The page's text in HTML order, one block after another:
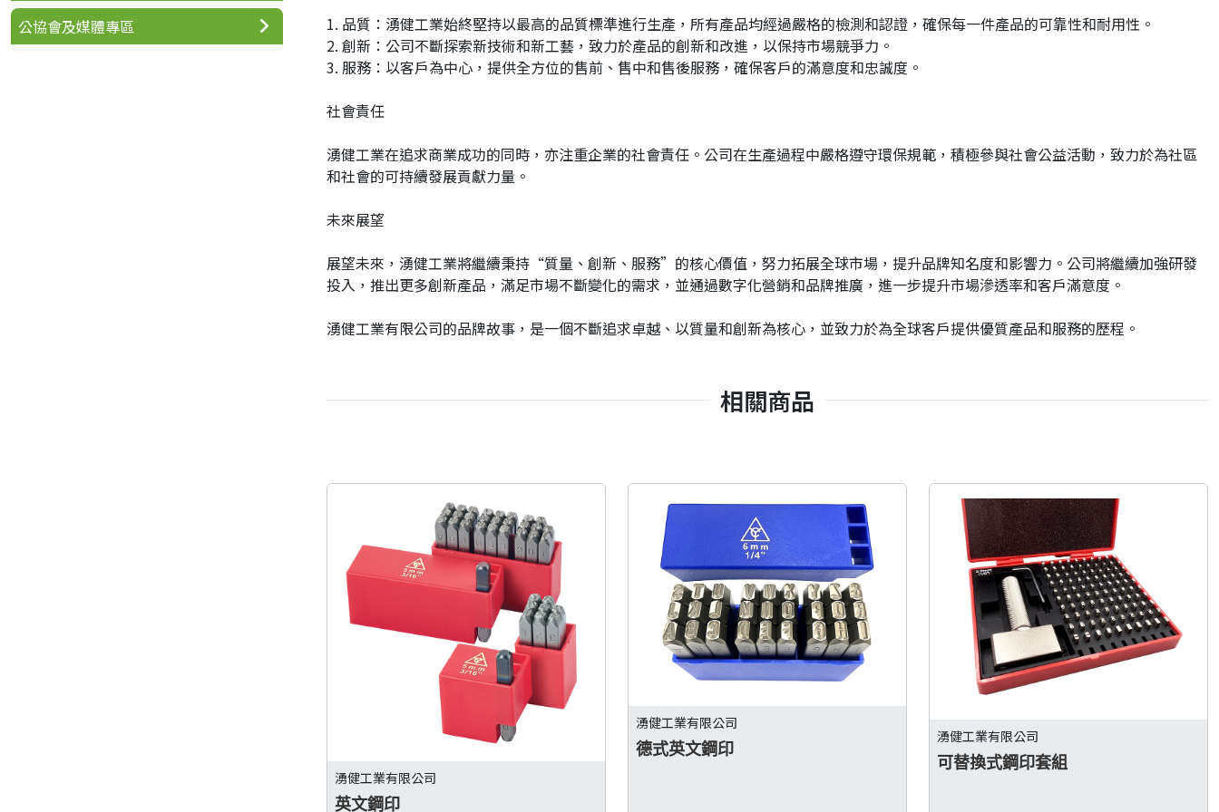
1. 品質：湧健工業始終堅持以最高的品質標準進行生產，所有產品均經過嚴格的檢測和認證，確保每一件產品的可靠性和耐用性。
2. 創新：公司不斷探索新技術和新工藝，致力於產品的創新和改進，以保持市場競爭力。
3. 服務：以客戶為中心，提供全方位的售前、售中和售後服務，確保客戶的滿意度和忠誠度。
社會責任
湧健工業在追求商業成功的同時，亦注重企業的社會責任。公司在生產過程中嚴格遵守環保規範，積極參與社會公益活動，致力於為社區
和社會的可持續發展貢獻力量。
未來展望
展望未來，湧健工業將繼續秉持“質量、創新、服務”的核心價值，努力拓展全球市場，提升品牌知名度和影響力。公司將繼續加強研發
投入，推出更多創新產品，滿足市場不斷變化的需求，並通過數字化營銷和品牌推廣，進一步提升市場滲透率和客戶滿意度。
湧健工業有限公司的品牌故事，是一個不斷追求卓越、以質量和創新為核心，並致力於為全球客戶提供優質產品和服務的歷程。
相關商品
湧健工業有限公司
英文鋼印
湧健工業有限公司
德式英文鋼印
湧健工業有限公司
可替換式鋼印套組
公協會及媒體專區